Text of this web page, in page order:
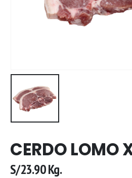
CERDO LOMO
S/23.90Kg.